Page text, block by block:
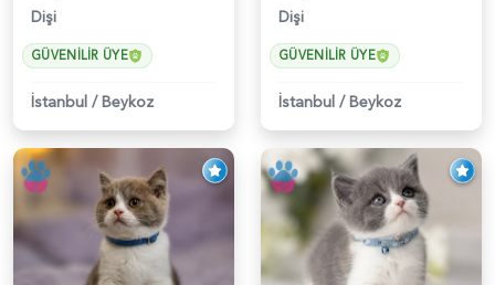
Dişi
GÜVENILIR ÜYE
İstanbul /Beykoz
Dişi
GÜVENILIR ÜYE
İstanbul /Beykoz